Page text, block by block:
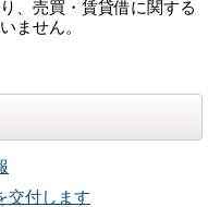
、売買・賃貸借に関する
ません。
交付します